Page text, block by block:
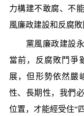
力構建不敢腐、不
風廉政建設和反腐敗
黨風廉政建設永
當前，反腐敗鬥爭
展，但形勢依然嚴
性、長期性，我們
位置，才能經受住“